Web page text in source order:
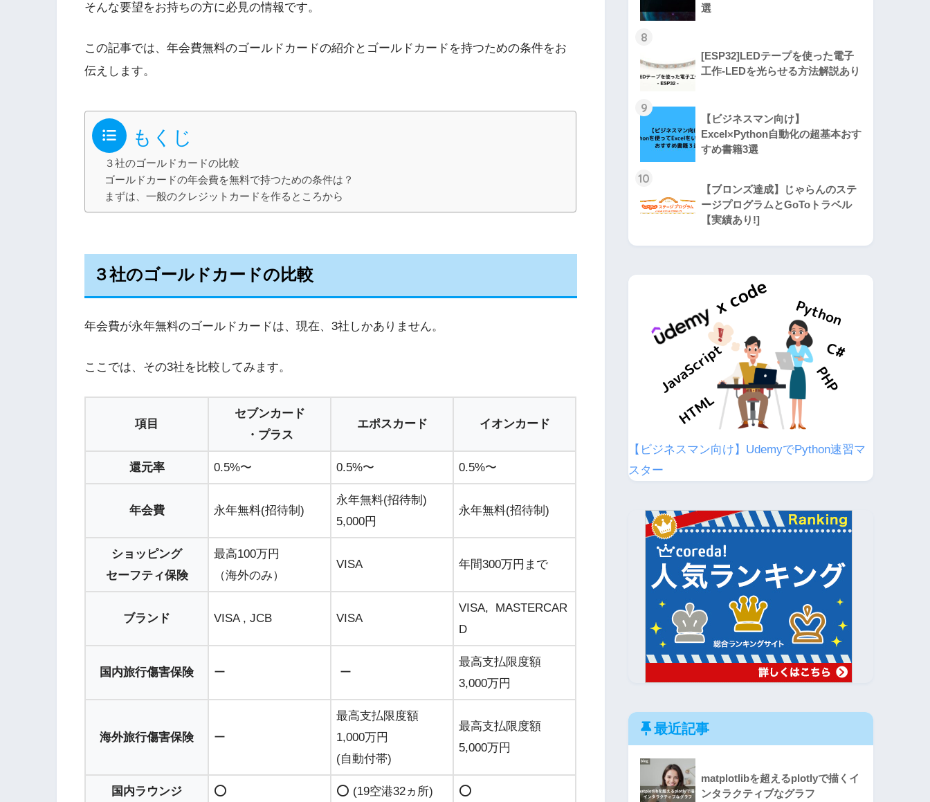
そんな要望をお持ちの方に必見の情報です。
この記事では、年会費無料のゴールドカードの紹介とゴールドカードを持つための条件をお
伝えします。
もくじ
３社のゴールドカードの比較
ゴールドカードの年会費を無料で持つための条件は？
まずは、一般のクレジットカードを作るところから
３社のゴールドカードの比較
年会費が永年無料のゴールドカードは、現在、3社しかありません。
ここでは、その3社を比較してみます。
項目
セブンカード
・プラス
エポスカード イオンカード
還元率 0.5%〜 0.5%〜 0.5%〜
年会費 永年無料(招待制)
永年無料(招待制)
5,000円
永年無料(招待制)
ショッピング
セーフティ保険
最高100万円
（海外のみ）
VISA 年間300万円まで
ブランド VISA , JCB VISA
VISA, MASTERCAR
D
国内旅行傷害保険 ー ー
最高支払限度額
3,000万円
海外旅行傷害保険 ー
最高支払限度額
1,000万円
(自動付帯)
最高支払限度額
5,000万円
国内ラウンジ ⭕️ ⭕️ (19空港32ヵ所) ⭕️
選
8
[ESP32]LEDテープを使った電子
工作-LEDを光らせる方法解説あり
9
【ビジネスマン向け】
Excel×Python自動化の超基本おす
すめ書籍3選
10
【ブロンズ達成】じゃらんのステ
ージプログラムとGoToトラベル
【実績あり!]
【ビジネスマン向け】UdemyでPython速習マ
スター
最近記事
matplotlibを超えるplotlyで描くイ
ンタラクティブなグラフ